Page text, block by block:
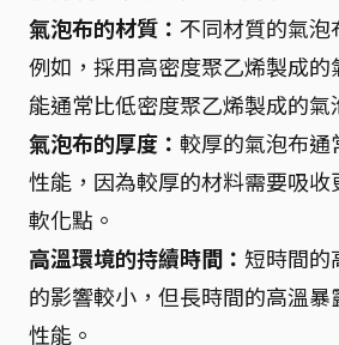
氣泡布的材質： 不同材質的氣泡
例如，採用高密度聚乙烯製成
能通常比低密度聚乙烯製成的氣
氣泡布的厚度： 較厚的氣泡布
性能，因為較厚的材料需要吸收
軟化點。
高溫環境的持續時間： 短時間的
的影響較小，但長時間的高溫
性能。